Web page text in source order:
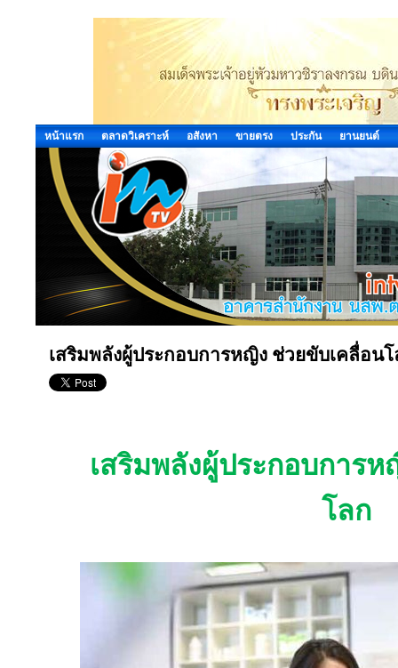
หน้าแรก ตลาดวิเคราะห์ อสังหา ขายตรง ประกัน ยานยนต์
เสริมพลังผู้ประกอบการหญิง ช่วยขับเคลื่อน
เสริมพลังผู้ประกอบการ
โลก